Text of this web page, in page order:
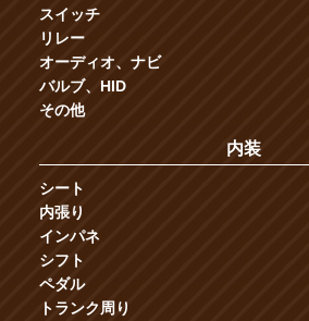
スイッチ
リレー
オーディオ、ナビ
バルブ、HID
その他
内装
シート
内張り
インパネ
シフト
ペダル
トランク周り